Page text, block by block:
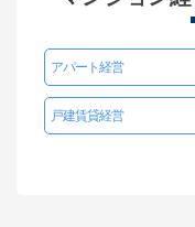
アパート経営
戸建賃貸経営